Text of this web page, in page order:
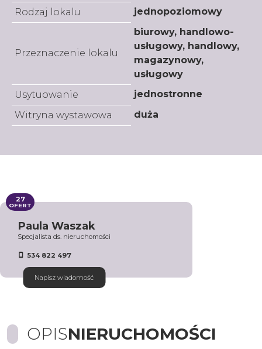
Rodzaj lokalu
jednopoziomowy
Przeznaczenie lokalu
biurowy, handlowo-
usługowy, handlowy,
magazynowy,
usługowy
Usytuowanie
jednostronne
Witryna wystawowa
duża
Paula Waszak
Specjalista ds. nieruchomości
534 822 497
Napisz wiadomość
27
OFERT
OPISNIERUCHOMOŚCI